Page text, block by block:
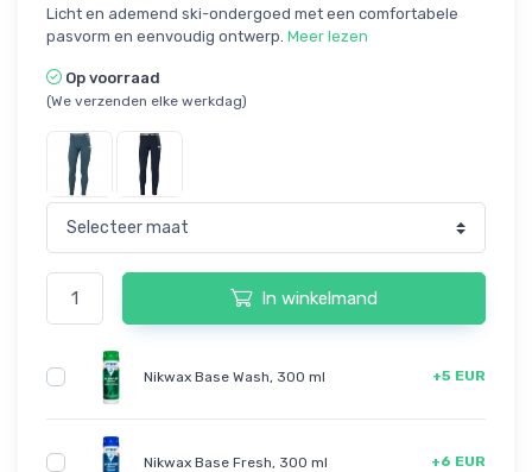
Licht en ademend ski-ondergoed met een comfortabele
pasvorm en eenvoudig ontwerp. Meer lezen
Op voorraad
(We verzenden elke werkdag)
In winkelmand
Nikwax Base Wash, 300 ml +5 EUR
Nikwax Base Fresh, 300 ml +6 EUR